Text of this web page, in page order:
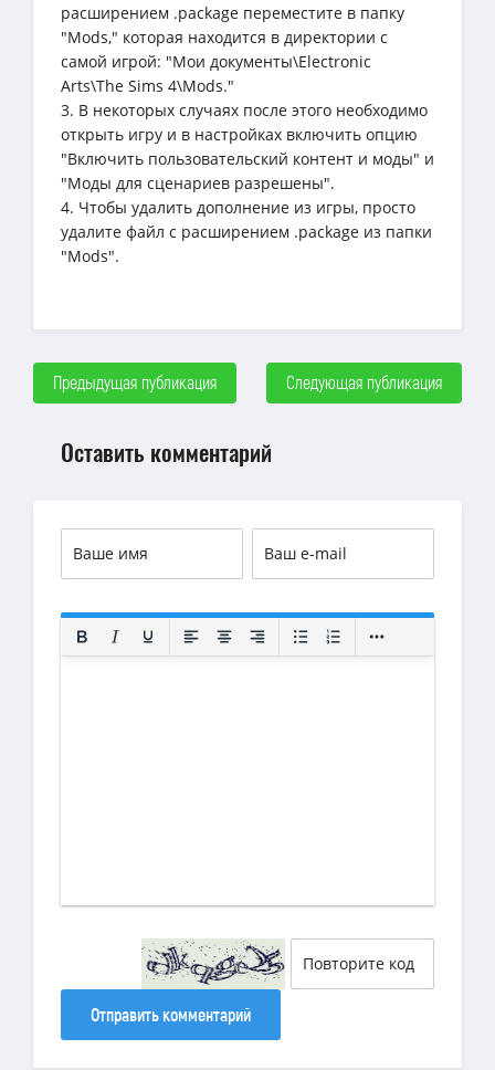
расширением .package переместите в папку
"Mods," которая находится в директории с
самой игрой: "Мои документы\Electronic
Arts\The Sims 4\Mods."
3. В некоторых случаях после этого необходимо
открыть игру и в настройках включить опцию
"Включить пользовательский контент и моды" и
"Моды для сценариев разрешены".
4. Чтобы удалить дополнение из игры, просто
удалите файл с расширением .package из папки
"Mods".
Предыдущая публикация Следующая публикация
Оставить комментарий
Отправить комментарий